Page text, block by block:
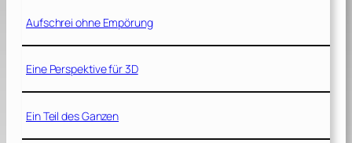
Aufschrei ohne Empörung
Eine Perspektive für 3D
Ein Teil des Ganzen